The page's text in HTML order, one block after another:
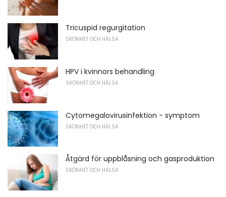
Tricuspid regurgitation
SKÖNHET OCH HÄLSA
HPV i kvinnors behandling
SKÖNHET OCH HÄLSA
Cytomegalovirusinfektion - symptom
SKÖNHET OCH HÄLSA
Åtgärd för uppblåsning och gasproduktion
SKÖNHET OCH HÄLSA